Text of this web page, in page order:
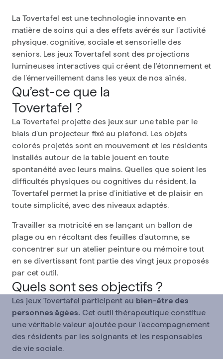
La Tovertafel est une technologie innovante en
matière de soins qui a des effets avérés sur l’activité
physique, cognitive, sociale et sensorielle des
seniors. Les jeux Tovertafel sont des projections
lumineuses interactives qui créent de l’étonnement et
de l’émerveillement dans les yeux de nos aînés.
Qu’est-ce que la
Tovertafel ?
La Tovertafel projette des jeux sur une table par le
biais d’un projecteur fixé au plafond. Les objets
colorés projetés sont en mouvement et les résidents
installés autour de la table jouent en toute
spontanéité avec leurs mains. Quelles que soient les
difficultés physiques ou cognitives du résident, la
Tovertafel permet la prise d’initiative et de plaisir en
toute simplicité, avec des niveaux adaptés.
Travailler sa motricité en se lançant un ballon de
plage ou en récoltant des feuilles d’automne, se
concentrer sur un atelier peinture ou mémoire tout
en se divertissant font partie des vingt jeux proposés
par cet outil.
Quels sont ses objectifs ?
Les jeux Tovertafel participent au bien-être des
personnes âgées. Cet outil thérapeutique constitue
une véritable valeur ajoutée pour l’accompagnement
des résidents par les soignants et les responsables
de vie sociale.